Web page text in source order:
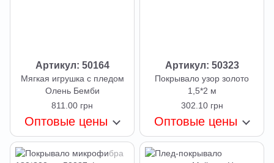
Артикул: 50164
Мягкая игрушка с пледом
Олень Бемби
811.00 грн
Оптовые цены
Артикул: 50323
Покрывало узор золото
1,5*2 м
302.10 грн
Оптовые цены